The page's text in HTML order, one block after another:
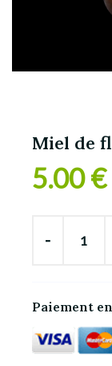
Miel de
5.00
-
Paiement